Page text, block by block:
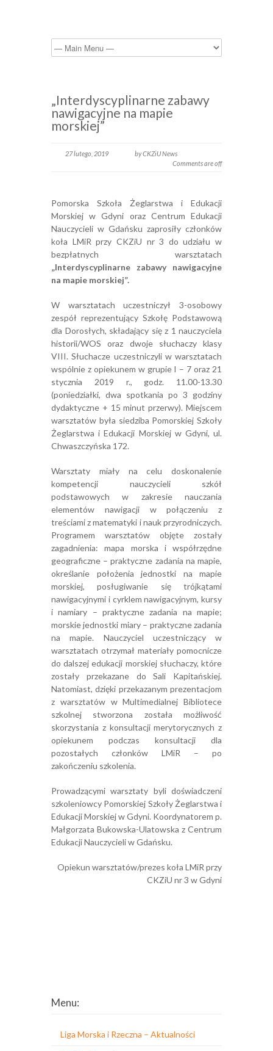
„Interdyscyplinarne zabawy
nawigacyjne na mapie
morskiej”
27 lutego, 2019
by CKZiU News
Comments are off
Pomorska Szkoła Żeglarstwa i Edukacji
Morskiej w Gdyni oraz Centrum Edukacji
Nauczycieli w Gdańsku zaprosiły członków
koła LMiR przy CKZiU nr 3 do udziału w
bezpłatnych warsztatach
„Interdyscyplinarne zabawy nawigacyjne
na mapie morskiej”.
W warsztatach uczestniczył 3-osobowy
zespół reprezentujący Szkołę Podstawową
dla Dorosłych, składający się z 1 nauczyciela
historii/WOS oraz dwoje słuchaczy klasy
VIII. Słuchacze uczestniczyli w warsztatach
wspólnie z opiekunem w grupie I – 7 oraz 21
stycznia 2019 r., godz. 11.00-13.30
(poniedziałki, dwa spotkania po 3 godziny
dydaktyczne + 15 minut przerwy). Miejscem
warsztatów była siedziba Pomorskiej Szkoły
Żeglarstwa i Edukacji Morskiej w Gdyni, ul.
Chwaszczyńska 172.
Warsztaty miały na celu doskonalenie
kompetencji nauczycieli szkół
podstawowych w zakresie nauczania
elementów nawigacji w połączeniu z
treściami z matematyki i nauk przyrodniczych.
Programem warsztatów objęte zostały
zagadnienia: mapa morska i współrzędne
geograficzne – praktyczne zadania na mapie,
określanie położenia jednostki na mapie
morskiej, posługiwanie się trójkątami
nawigacyjnymi i cyrklem nawigacyjnym, kursy
i namiary – praktyczne zadania na mapie;
morskie jednostki miary – praktyczne zadania
na mapie. Nauczyciel uczestniczący w
warsztatach otrzymał materiały pomocnicze
do dalszej edukacji morskiej słuchaczy, które
zostały przekazane do Sali Kapitańskiej.
Natomiast, dzięki przekazanym prezentacjom
z warsztatów w Multimedialnej Bibliotece
szkolnej stworzona została możliwość
skorzystania z konsultacji merytorycznych z
opiekunem podczas konsultacji dla
pozostałych członków LMiR – po
zakończeniu szkolenia.
Prowadzącymi warsztaty byli doświadczeni
szkoleniowcy Pomorskiej Szkoły Żeglarstwa i
Edukacji Morskiej w Gdyni. Koordynatorem p.
Małgorzata Bukowska-Ulatowska z Centrum
Edukacji Nauczycieli w Gdańsku.
Opiekun warsztatów/prezes koła LMiR przy
CKZiU nr 3 w Gdyni
Menu:
Liga Morska i Rzeczna – Aktualności